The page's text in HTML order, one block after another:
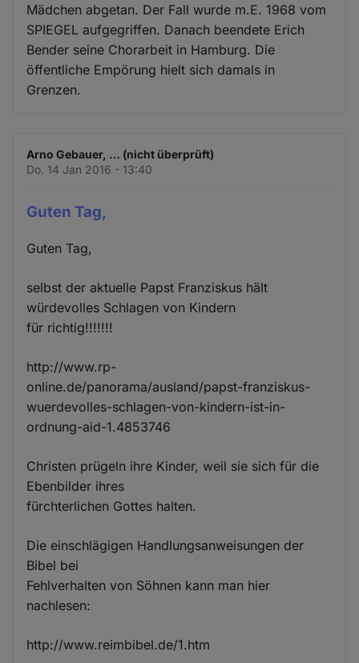
Mädchen abgetan. Der Fall wurde m.E. 1968 vom
SPIEGEL aufgegriffen. Danach beendete Erich
Bender seine Chorarbeit in Hamburg. Die
öffentliche Empörung hielt sich damals in
Grenzen.
Arno Gebauer, … (nicht überprüft)
Do. 14 Jan 2016 - 13:40
Guten Tag,
Guten Tag,
selbst der aktuelle Papst Franziskus hält
würdevolles Schlagen von Kindern
für richtig!!!!!!!
http://www.rp-
online.de/panorama/ausland/papst-franziskus-
wuerdevolles-schlagen-von-kindern-ist-in-
ordnung-aid-1.4853746
Christen prügeln ihre Kinder, weil sie sich für die
Ebenbilder ihres
fürchterlichen Gottes halten.
Die einschlägigen Handlungsanweisungen der
Bibel bei
Fehlverhalten von Söhnen kann man hier
nachlesen:
http://www.reimbibel.de/1.htm